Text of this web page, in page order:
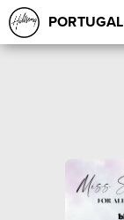
PORTUGAL